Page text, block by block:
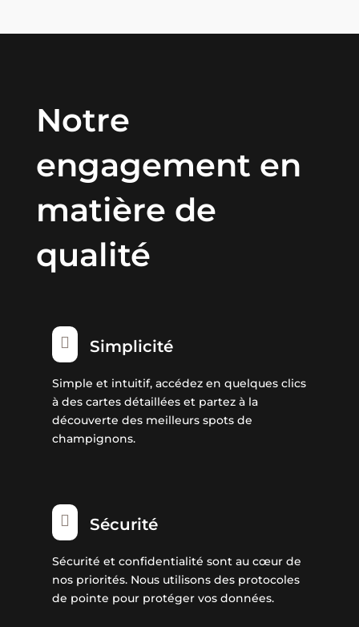
Notre
engagement en
matière de
qualité
 Simplicité
Simple et intuitif, accédez en quelques clics
à des cartes détaillées et partez à la
découverte des meilleurs spots de
champignons.
 Sécurité
Sécurité et confidentialité sont au cœur de
nos priorités. Nous utilisons des protocoles
de pointe pour protéger vos données.